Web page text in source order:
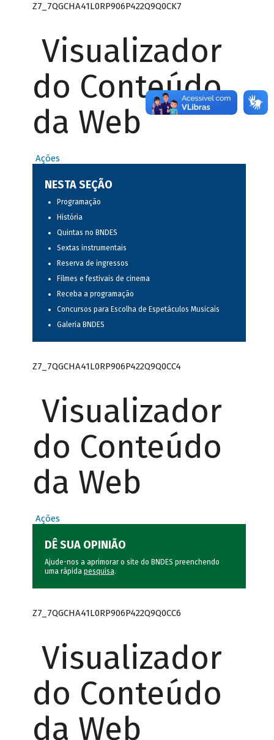
Z7_7QGCHA41L0RP906P422Q9Q0CK7
Visualizador
do Conteúdo
da Web
Ações
NESTA SEÇÃO
Programação
História
Quintas no BNDES
Sextas instrumentais
Reserva de ingressos
Filmes e festivais de cinema
Receba a programação
Concursos para Escolha de Espetáculos Musicais
Galeria BNDES
Z7_7QGCHA41L0RP906P422Q9Q0CC4
Visualizador
do Conteúdo
da Web
Ações
DÊ SUA OPINIÃO
Ajude-nos a aprimorar o site do BNDES preenchendo
uma rápida pesquisa.
Z7_7QGCHA41L0RP906P422Q9Q0CC6
Visualizador
do Conteúdo
da Web